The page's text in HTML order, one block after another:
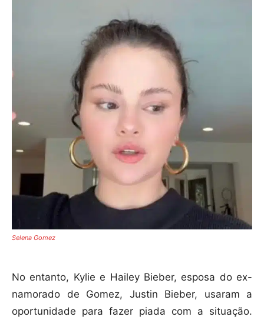
Selena Gomez
No entanto, Kylie e Hailey Bieber, esposa do ex-
namorado de Gomez, Justin Bieber, usaram a
oportunidade para fazer piada com a situação.